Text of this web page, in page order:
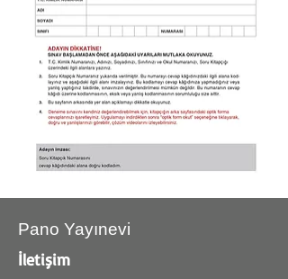
Pano Yayınevi
İletişim